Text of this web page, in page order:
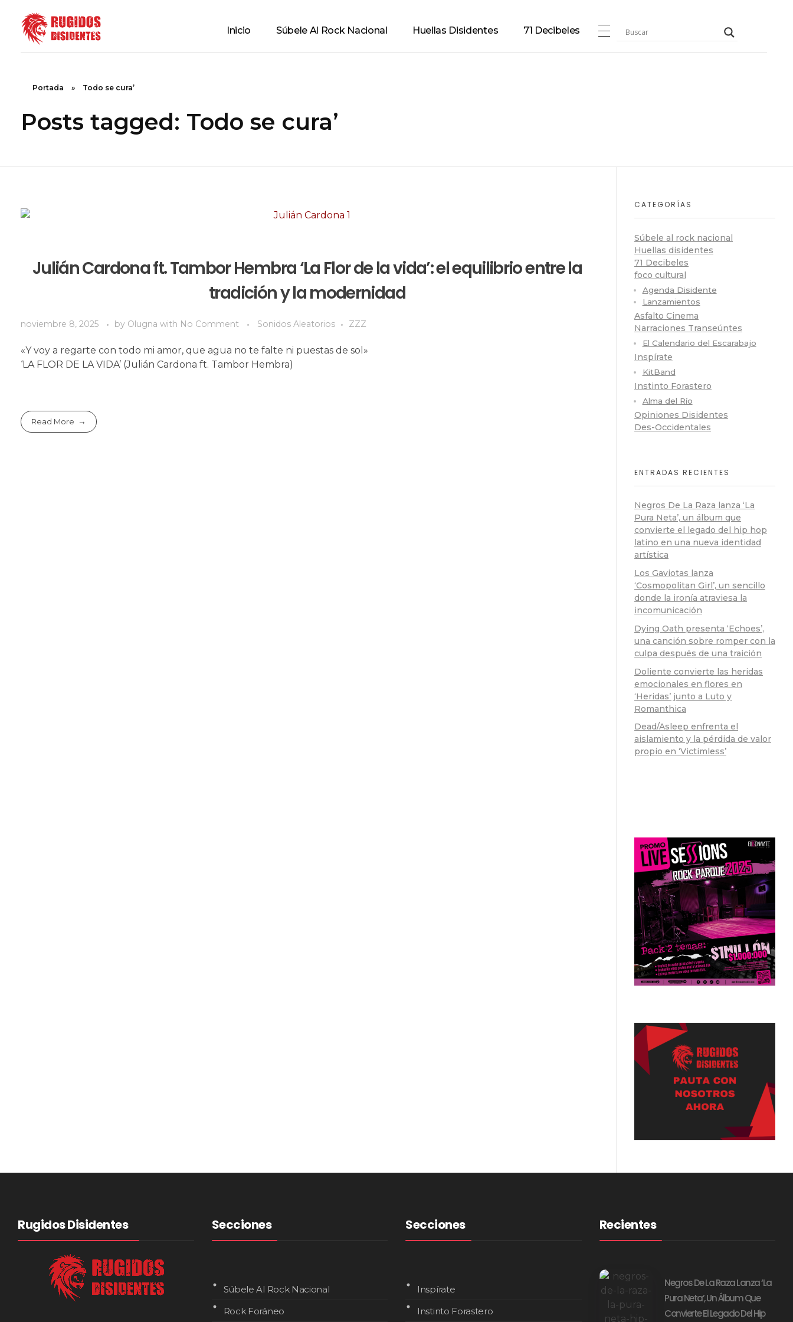
Rugidos Disidentes
Bogotá - Colombia | ISSN 2619-5569
Inicio Súbele Al Rock Nacional Huellas Disidentes 71 Decibeles
Portada » Todo se cura’
Posts tagged: Todo se cura’
Julián Cardona ft. Tambor Hembra ‘La Flor de la vida’: el equilibrio entre la
tradición y la modernidad
noviembre 8, 2025 by Olugna with No Comment Sonidos Aleatorios ZZZ
«Y voy a regarte con todo mi amor, que agua no te falte ni puestas de sol»
‘LA FLOR DE LA VIDA’ (Julián Cardona ft. Tambor Hembra)
Read More
CATEGORÍAS
Súbele al rock nacional
Huellas disidentes
71 Decibeles
foco cultural
Agenda Disidente
Lanzamientos
Asfalto Cinema
Narraciones Transeúntes
El Calendario del Escarabajo
Inspírate
KitBand
Instinto Forastero
Alma del Río
Opiniones Disidentes
Des-Occidentales
ENTRADAS RECIENTES
Negros De La Raza lanza ‘La
Pura Neta’, un álbum que
convierte el legado del hip hop
latino en una nueva identidad
artística
Los Gaviotas lanza
‘Cosmopolitan Girl’, un sencillo
donde la ironía atraviesa la
incomunicación
Dying Oath presenta ‘Echoes’,
una canción sobre romper con la
culpa después de una traición
Doliente convierte las heridas
emocionales en flores en
‘Heridas’ junto a Luto y
Romanthica
Dead/Asleep enfrenta el
aislamiento y la pérdida de valor
propio en ‘Victimless’
Rugidos Disidentes Secciones
Súbele Al Rock Nacional
Rock Foráneo
Secciones
Inspírate
Instinto Forastero
Recientes
Negros De La Raza Lanza ‘La
Pura Neta’, Un Álbum Que
Convierte El Legado Del Hip